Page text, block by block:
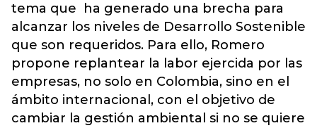
tema que ha generado una brecha para
alcanzar los niveles de Desarrollo Sostenible
que son requeridos. Para ello, Romero
propone replantear la labor ejercida por las
empresas, no solo en Colombia, sino en el
ámbito internacional, con el objetivo de
cambiar la gestión ambiental si no se quiere